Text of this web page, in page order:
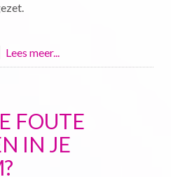
Lees meer...
FOUTE
IN JE